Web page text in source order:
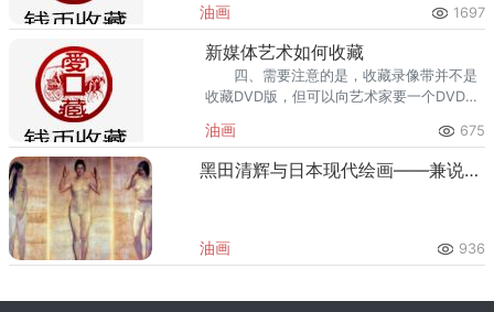
油画 1697
新媒体艺术如何收藏
四、需要注意的是，收藏录像带并不是
收藏DVD版，但可以向艺术家要一个DVD版
片的私人收藏家很少，一般只会被美术馆和
基金会收藏。
油画 675
黑田清辉与日本现代绘画——兼说中国现代艺术问题
油画 936